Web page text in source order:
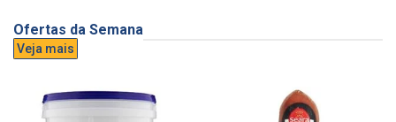
Ofertas da Semana
Veja mais